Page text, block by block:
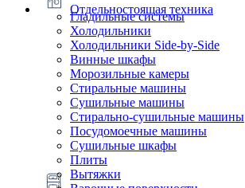
Отдельностоящая техника
Гладильные системы
Холодильники
Холодильники Side-by-Side
Винные шкафы
Морозильные камеры
Стиральные машины
Сушильные машины
Стирально-сушильные машины
Посудомоечные машины
Сушильные шкафы
Плиты
Вытяжки